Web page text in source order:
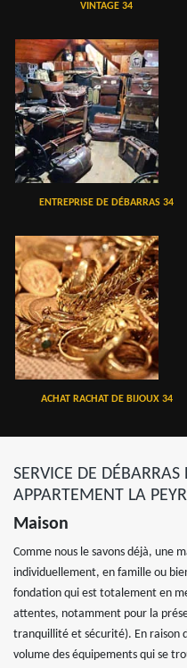
VINTAGE 34
ENTREPRISE DE DÉBARRAS 34
ACHAT RACHAT DE BIJOUX 34
SERVICE DE
APPARTEMENT LA
Maison
Comme nous le savons déjà, une
individuellement, en famille ou
fondation qui est totalement en
attentes, notamment pour la
tranquillité et sécurité). En raison
volume des équipements qui se